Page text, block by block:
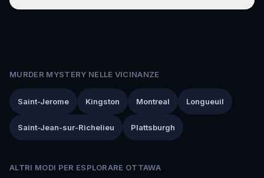
MURDER MYSTERY NELLE VICINANZE
Saint-Jerome Kingston Montreal Longueuil
Saint-Jean-sur-Richelieu Plattsburgh
ALTRI MODI PER ESPLORARE OTTAWA